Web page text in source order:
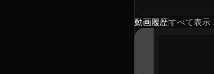
動画履歴すべて表示